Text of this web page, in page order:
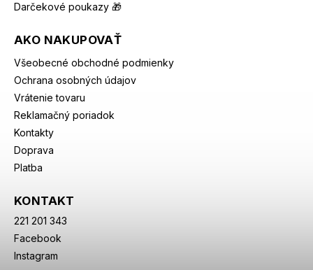
Darčekové poukazy 🎁
AKO NAKUPOVAŤ
Všeobecné obchodné podmienky
Ochrana osobných údajov
Vrátenie tovaru
Reklamačný poriadok
Kontakty
Doprava
Platba
KONTAKT
221 201 343
Facebook
Instagram